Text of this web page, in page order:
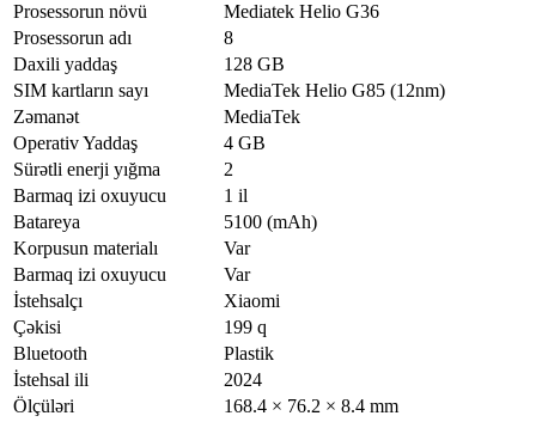
Prosessorun növü
Mediatek Helio G36
Prosessorun adı
8
Daxili yaddaş
128 GB
SIM kartların sayı
MediaTek Helio G85 (12nm)
Zəmanət
MediaTek
Operativ Yaddaş
4 GB
Sürətli enerji yığma
2
Barmaq izi oxuyucu
1 il
Batareya
5100 (mAh)
Korpusun materialı
Var
Barmaq izi oxuyucu
Var
İstehsalçı
Xiaomi
Çəkisi
199 q
Bluetooth
Plastik
İstehsal ili
2024
Ölçüləri
168.4 × 76.2 × 8.4 mm